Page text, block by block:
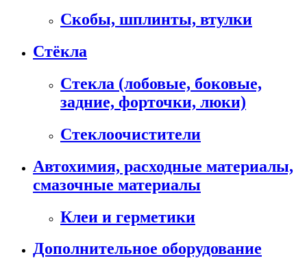
Скобы, шплинты, втулки
Стёкла
Стекла (лобовые, боковые,
задние, форточки, люки)
Стеклоочистители
Автохимия, расходные материалы,
смазочные материалы
Клеи и герметики
Дополнительное оборудование